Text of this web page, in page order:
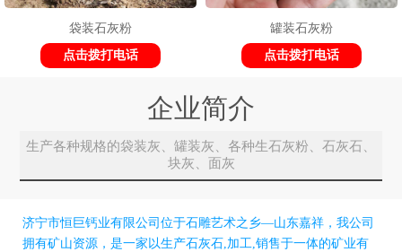
袋装石灰粉
点击拨打电话
罐装石灰粉
点击拨打电话
企业简介
生产各种规格的袋装灰、罐装灰、各种生石灰粉、石灰石、
块灰、面灰
济宁市恒巨钙业有限公司位于石雕艺术之乡—山东嘉祥，我公司
拥有矿山资源，是一家以生产石灰石,加工,销售于一体的矿业有